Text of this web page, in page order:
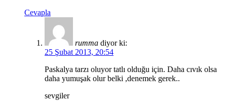
Cevapla
rumma diyor ki:
25 Şubat 2013, 20:54
Paskalya tarzı oluyor tatlı olduğu için. Daha cıvık olsa
daha yumuşak olur belki ,denemek gerek..
sevgiler